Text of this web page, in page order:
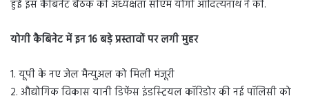
हुई इस कैबिनेट बैठक की अध्यक्षता सीएम योगी आदित्यनाथ ने की.
योगी कैबिनेट में इन 16 बड़े प्रस्तावों पर लगी मुहर
1. यूपी के नए जेल मैन्युअल को मिली मंजूरी